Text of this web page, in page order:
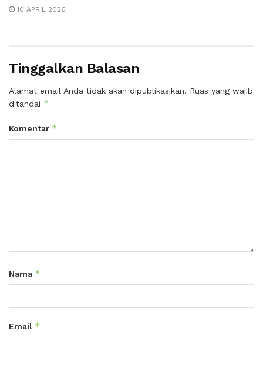
10 APRIL 2026
Tinggalkan Balasan
Alamat email Anda tidak akan dipublikasikan. Ruas yang wajib
ditandai *
Komentar *
Nama *
Email *